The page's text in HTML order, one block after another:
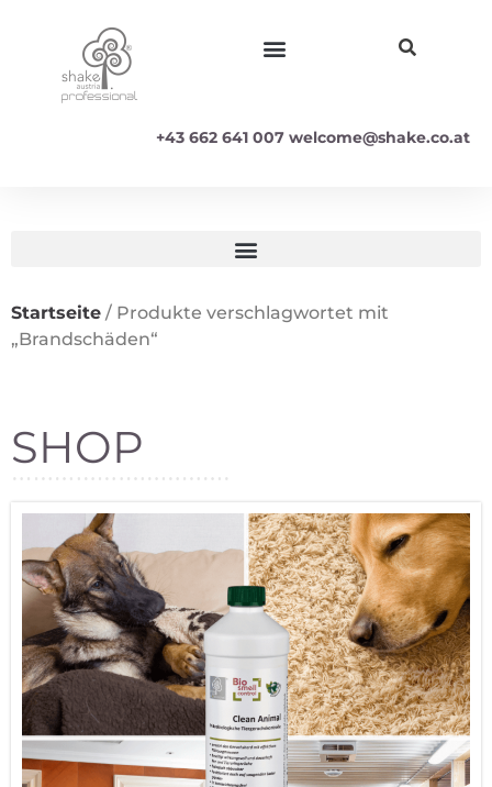
+43 662 641 007 welcome@shake.co.at
Startseite / Produkte verschlagwortet mit
„Brandschäden“
SHOP